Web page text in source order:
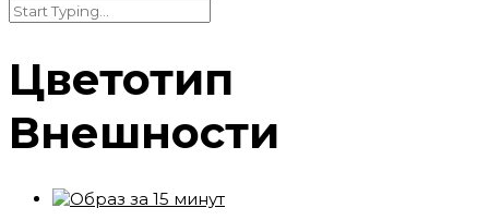
Цветотип
Внешности